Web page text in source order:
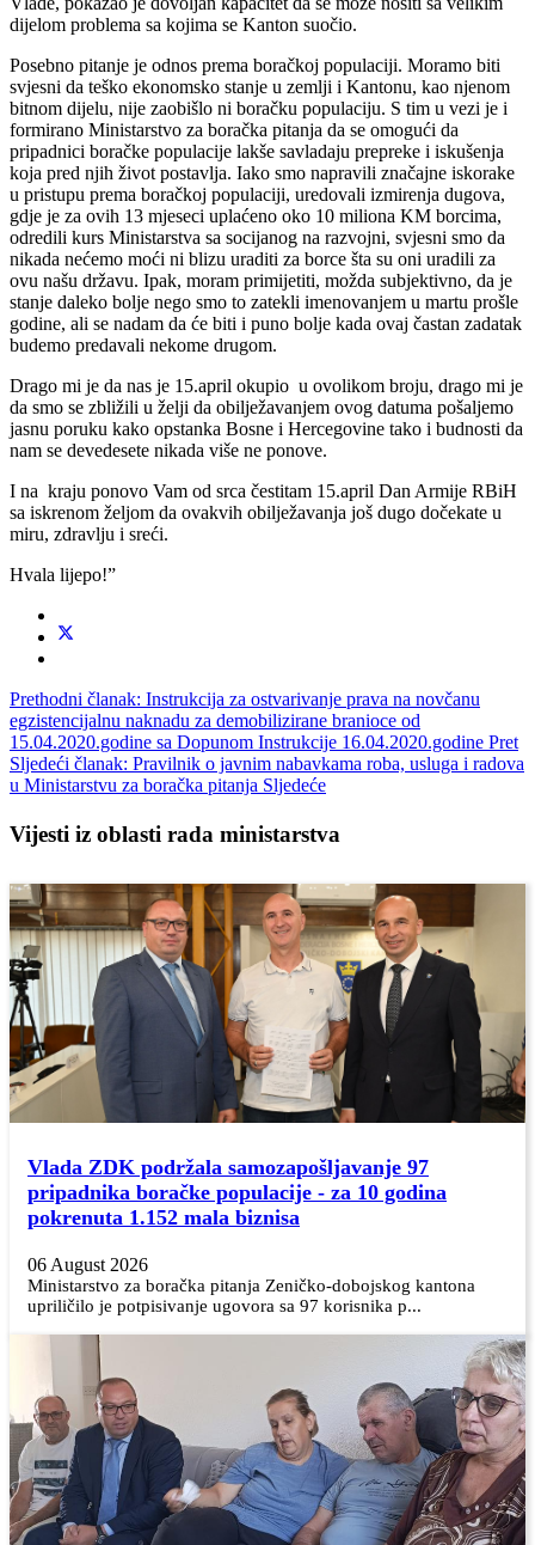
dijelom problema sa kojima se Kanton suočio.
Posebno pitanje je odnos prema boračkoj populaciji. Moramo biti
svjesni da teško ekonomsko stanje u zemlji i Kantonu, kao njenom
bitnom dijelu, nije zaobišlo ni boračku populaciju. S tim u vezi je i
formirano Ministarstvo za boračka pitanja da se omogući da
pripadnici boračke populacije lakše savladaju prepreke i iskušenja
koja pred njih život postavlja. Iako smo napravili značajne iskorake
u pristupu prema boračkoj populaciji, uredovali izmirenja dugova,
gdje je za ovih 13 mjeseci uplaćeno oko 10 miliona KM borcima,
odredili kurs Ministarstva sa socijanog na razvojni, svjesni smo da
nikada nećemo moći ni blizu uraditi za borce šta su oni uradili za
ovu našu državu. Ipak, moram primijetiti, možda subjektivno, da je
stanje daleko bolje nego smo to zatekli imenovanjem u martu prošle
godine, ali se nadam da će biti i puno bolje kada ovaj častan zadatak
budemo predavali nekome drugom.
Drago mi je da nas je 15.april okupio u ovolikom broju, drago mi je
da smo se zbližili u želji da obilježavanjem ovog datuma pošaljemo
jasnu poruku kako opstanka Bosne i Hercegovine tako i budnosti da
nam se devedesete nikada više ne ponove.
I na kraju ponovo Vam od srca čestitam 15.april Dan Armije RBiH
sa iskrenom željom da ovakvih obilježavanja još dugo dočekate u
miru, zdravlju i sreći.
Hvala lijepo!”
Prethodni članak: Instrukcija za ostvarivanje prava na novčanu
egzistencijalnu naknadu za demobilizirane branioce od
15.04.2020.godine sa Dopunom Instrukcije 16.04.2020.godine Pret
Sljedeći članak: Pravilnik o javnim nabavkama roba, usluga i radova
u Ministarstvu za boračka pitanja Sljedeće
Vijesti iz oblasti rada ministarstva
Vlada ZDK podržala samozapošljavanje 97
pripadnika boračke populacije - za 10 godina
pokrenuta 1.152 mala biznisa
06 August 2026
Ministarstvo za boračka pitanja Zeničko-dobojskog kantona
upriličilo je potpisivanje ugovora sa 97 korisnika p...